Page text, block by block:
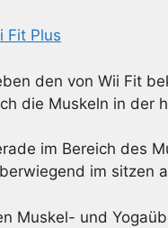
Fit Plus
den von Wii Fit
die Muskeln in der
im Bereich des
im sitzen
Muskel- und